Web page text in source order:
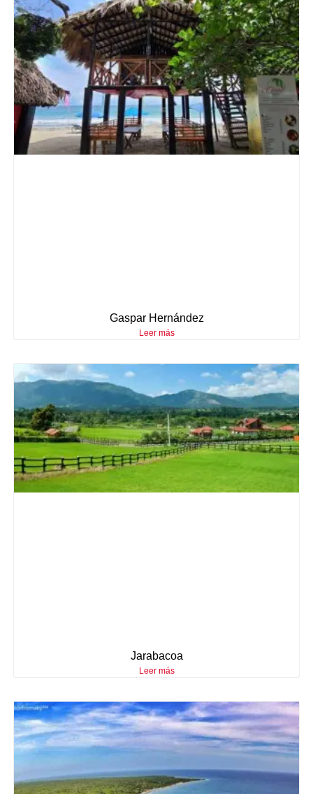
Gaspar Hernández
Leer más
Jarabacoa
Leer más